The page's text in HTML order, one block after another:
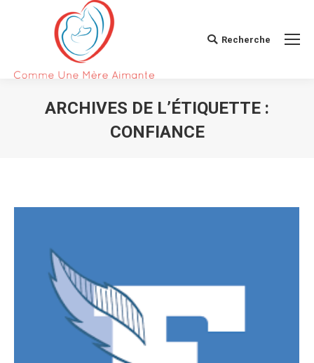
Search:Recherche
ARCHIVES DE L’ÉTIQUETTE :
CONFIANCE